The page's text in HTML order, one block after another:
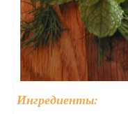
Ингредиенты: